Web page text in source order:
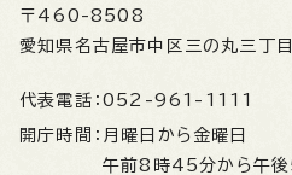
〒460-8508
愛知県名古屋市中区三の丸三丁
代表電話： 052-961-1111
開庁時間： 月曜日から金曜日
午前8時45分から午